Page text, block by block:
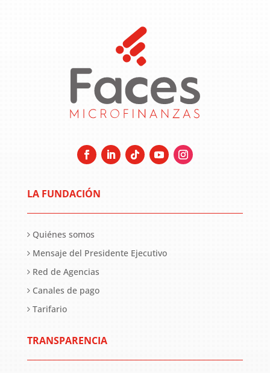
LA FUNDACIÓN
Quiénes somos
Mensaje del Presidente Ejecutivo
Red de Agencias
Canales de pago
Tarifario
TRANSPARENCIA